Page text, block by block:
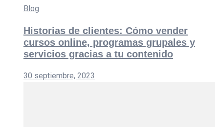
Blog
Historias de clientes: Cómo vender
cursos online, programas grupales y
servicios gracias a tu contenido
30 septiembre, 2023